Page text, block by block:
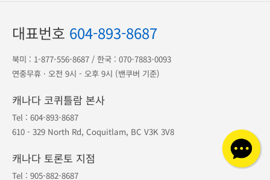
대표번호 604-893-8687
북미 : 1-877-556-8687 / 한국 : 070-7883-0093
연중무휴 · 오전 9시 - 오후 9시 (밴쿠버 기준)
캐나다 코퀴틀람 본사
Tel : 604-893-8687
610 - 329 North Rd, Coquitlam, BC V3K 3V8
캐나다 토론토 지점
Tel : 905-882-8687